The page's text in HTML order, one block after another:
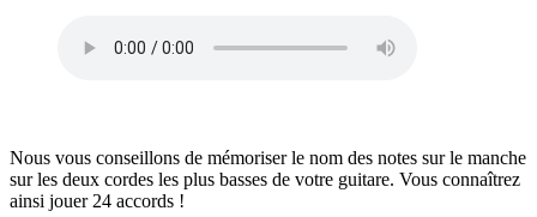
Nous vous conseillons de mémoriser le nom des notes sur le manche
sur les deux cordes les plus basses de votre guitare. Vous connaîtrez
ainsi jouer 24 accords !